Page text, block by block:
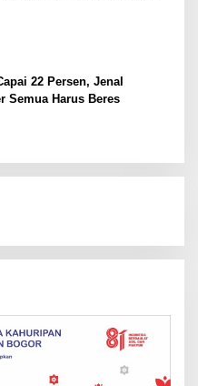
22 Persen, Jenal
Semua Harus Beres